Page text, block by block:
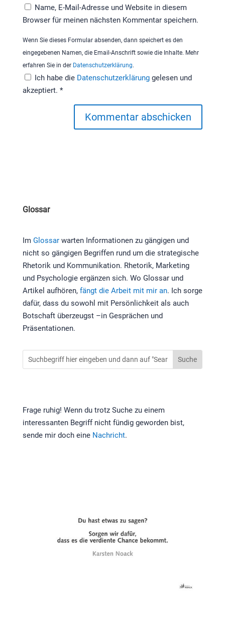
Name, E-Mail-Adresse und Website in diesem
Browser für meinen nächsten Kommentar speichern.
Wenn Sie dieses Formular absenden, dann speichert es den
eingegebenen Namen, die Email-Anschrift sowie die Inhalte. Mehr
erfahren Sie in der Datenschutzerklärung.
Ich habe die Datenschutzerklärung gelesen und
akzeptiert. *
Kommentar abschicken
Glossar
Im Glossarwarten Informationen zu gängigen und
nicht so gängigen Begriffen rund um die strategische
Rhetorik und Kommunikation. Rhetorik, Marketing
und Psychologie ergänzen sich. Wo Glossar und
Artikel aufhören, fängt die Arbeit mit mir an. Ich sorge
dafür, dass du sowohl mit Persönlichkeit als auch
Botschaft überzeugst –in Gesprächen und
Präsentationen.
Frage ruhig! Wenn du trotz Suche zu einem
interessanten Begriff nicht fündig geworden bist,
sende mir doch eine Nachricht.